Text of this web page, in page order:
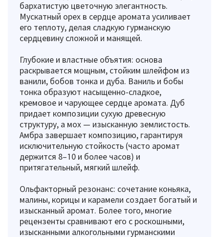
бархатистую цветочную элегантность.
Мускатный орех в сердце аромата усиливает
его теплоту, делая сладкую гурманскую
сердцевину сложной и манящей.
Глубокие и властные объятия: основа
раскрывается мощным, стойким шлейфом из
ванили, бобов тонка и дуба. Ваниль и бобы
тонка образуют насыщенно-сладкое,
кремовое и чарующее сердце аромата. Дуб
придает композиции сухую древесную
структуру, а мох — изысканную землистость.
Амбра завершает композицию, гарантируя
исключительную стойкость (часто аромат
держится 8–10 и более часов) и
притягательный, мягкий шлейф.
Ольфакторный резонанс: сочетание коньяка,
малины, корицы и карамели создает богатый и
изысканный аромат. Более того, многие
рецензенты сравнивают его с роскошными,
изысканными алкогольными гурманскими